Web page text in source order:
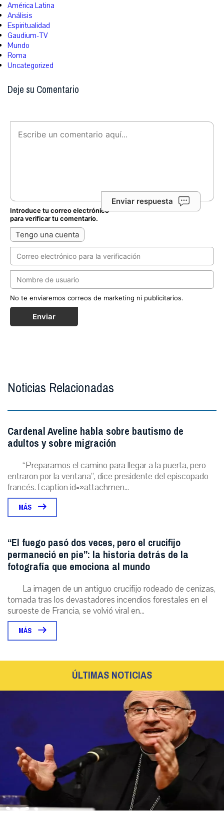
América Latina
Análisis
Espiritualidad
Gaudium-TV
Mundo
Roma
Uncategorized
Deje su Comentario
Enviar respuesta
Introduce tu correo electrónico
para verificar tu comentario.
Tengo una cuenta
No te enviaremos correos de marketing ni publicitarios.
Enviar
Noticias Relacionadas
Cardenal Aveline habla sobre bautismo de
adultos y sobre migración
“Preparamos el camino para llegar a la puerta, pero
entraron por la ventana”, dice presidente del episcopado
francés. [caption id=»attachmen...
MÁS
“El fuego pasó dos veces, pero el crucifijo
permaneció en pie”: la historia detrás de la
fotografía que emociona al mundo
La imagen de un antiguo crucifijo rodeado de cenizas,
tomada tras los devastadores incendios forestales en el
suroeste de Francia, se volvió viral en...
MÁS
ÚLTIMAS NOTICIAS